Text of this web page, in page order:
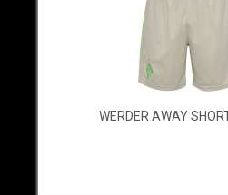
WERDER AWAY